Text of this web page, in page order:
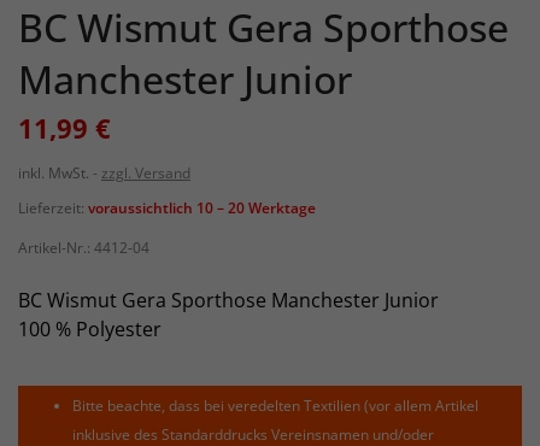
BC Wismut Gera Sporthose
Manchester Junior
11,99 €
inkl. MwSt.
zzgl. Versand
Lieferzeit: voraussichtlich 10 – 20 Werktage
Artikel-Nr.: 4412-04
BC Wismut Gera Sporthose Manchester Junior
100 % Polyester
Bitte beachte, dass bei veredelten Textilien (vor allem Artikel
inklusive des Standarddrucks Vereinsnamen und/oder